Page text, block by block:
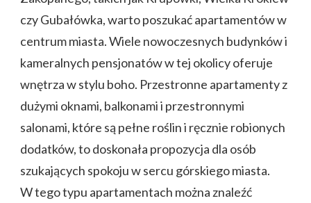
czy Gubałówka, warto poszukać apartamentów w
centrum miasta. Wiele nowoczesnych budynków i
kameralnych pensjonatów w tej okolicy oferuje
wnętrza w stylu boho. Przestronne apartamenty z
dużymi oknami, balkonami i przestronnymi
salonami, które są pełne roślin i ręcznie robionych
dodatków, to doskonała propozycja dla osób
szukających spokoju w sercu górskiego miasta.
W tego typu apartamentach można znaleźć